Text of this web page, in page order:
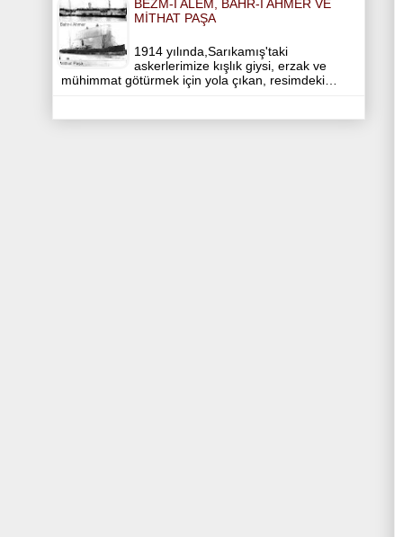
BEZM-İ ALEM, BAHR-İ AHMER VE
MİTHAT PAŞA
1914 yılında,Sarıkamış'taki
askerlerimize kışlık giysi, erzak ve
mühimmat götürmek için yola çıkan, resimdeki…